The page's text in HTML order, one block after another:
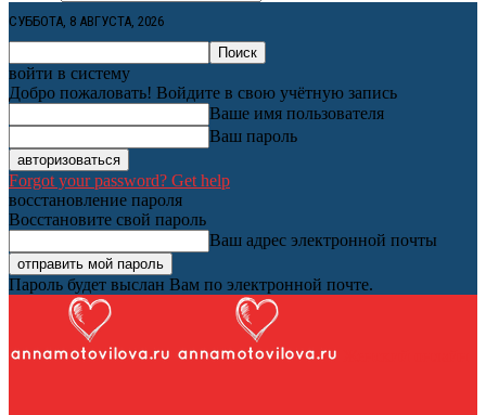
СУББОТА, 8 АВГУСТА, 2026
войти в систему
Добро пожаловать! Войдите в свою учётную запись
Ваше имя пользователя
Ваш пароль
Forgot your password? Get help
восстановление пароля
Восстановите свой пароль
Ваш адрес электронной почты
Пароль будет выслан Вам по электронной почте.